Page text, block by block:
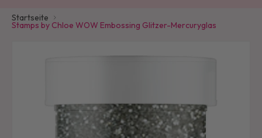
Startseite
Stamps by Chloe WOW Embossing Glitzer-Mercuryglas